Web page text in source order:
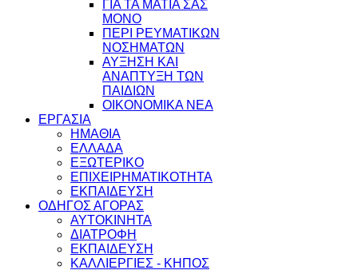
ΓΙΑ ΤΑ ΜΑΤΙΑ ΣΑΣ
ΜΟΝΟ
ΠΕΡΙ ΡΕΥΜΑΤΙΚΩΝ
ΝΟΣΗΜΑΤΩΝ
ΑΥΞΗΣΗ ΚΑΙ
ΑΝΑΠΤΥΞΗ ΤΩΝ
ΠΑΙΔΙΩΝ
ΟΙΚΟΝΟΜΙΚΑ ΝΕΑ
ΕΡΓΑΣΙΑ
ΗΜΑΘΙΑ
ΕΛΛΑΔΑ
ΕΞΩΤΕΡΙΚΟ
ΕΠΙΧΕΙΡΗΜΑΤΙΚΟΤΗΤΑ
ΕΚΠΑΙΔΕΥΣΗ
ΟΔΗΓΟΣ ΑΓΟΡΑΣ
ΑΥΤΟΚΙΝΗΤΑ
ΔΙΑΤΡΟΦΗ
ΕΚΠΑΙΔΕΥΣΗ
ΚΑΛΛΙΕΡΓΙΕΣ - ΚΗΠΟΣ